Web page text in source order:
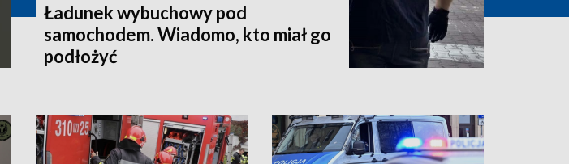
Ładunek wybuchowy pod
samochodem. Wiadomo, kto miał go
podłożyć